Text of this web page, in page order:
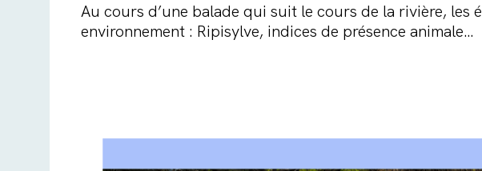
Au cours d’une balade qui suit le cours de la rivière,
environnement : Ripisylve, indices de présence animale…